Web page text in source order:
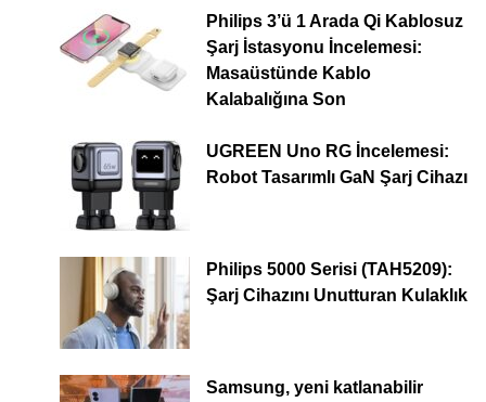
Philips 3’ü 1 Arada Qi Kablosuz
Şarj İstasyonu İncelemesi:
Masaüstünde Kablo
Kalabalığına Son
UGREEN Uno RG İncelemesi:
Robot Tasarımlı GaN Şarj Cihazı
Philips 5000 Serisi (TAH5209):
Şarj Cihazını Unutturan Kulaklık
Samsung, yeni katlanabilir